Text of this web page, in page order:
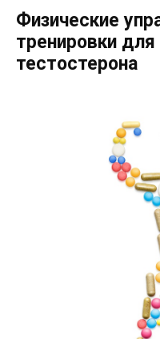
Физические
тренировки
тестостерона